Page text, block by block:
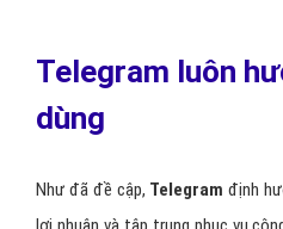
Telegram luôn
dùng
Như đã đề cập, Telegram định